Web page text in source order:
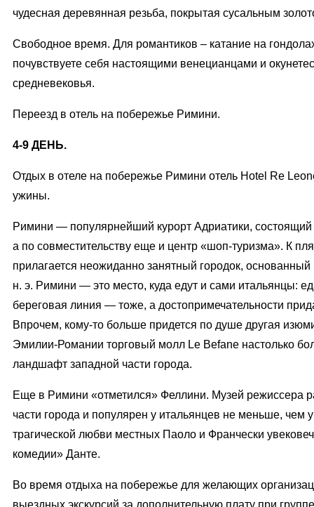
чудесная деревянная резьба, покрытая сусальным
Свободное время. Для романтиков – катание на
почувствуете себя настоящими венецианцами и
средневековья.
Переезд в отель на побережье Римини.
4-9 ДЕНЬ.
Отдых в отеле на побережье Римини отель Hotel Re
ужины.
Римини — популярнейший курорт Адриатики,
а по совместительству еще и центр «шоп-туризма». К
прилагается неожиданно занятный городок,
н. э. Римини — это место, куда едут и сами итальянцы:
береговая линия — тоже, а достопримечательности
Впрочем, кому-то больше придется по душе другая
Эмилии-Романии торговый молл Le Befane настолько
ландшафт западной части города.
Еще в Римини «отметился» Феллини. Музей режиссера
части города и популярен у итальянцев не меньше, чем
трагической любви местных Паоло и Франчески
комедии» Данте.
Во время отдыха на побережье для желающих
выездных экскурсий за дополнительную плату при